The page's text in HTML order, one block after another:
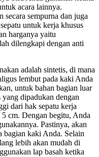
acara lainnya.
secara sempurna dan juga
untuk kerja khusus
harganya yaitu
dilengkapi dengan anti
adalah sintetis, di mana
lembut pada kaki Anda
untuk bahan bagian luar
yang dipadukan dengan
dari hak sepatu kerja
cm. Dengan begitu, Anda
Pastinya, akan
bagian kaki Anda. Selain
lebih akan mudah di
lap basah ketika